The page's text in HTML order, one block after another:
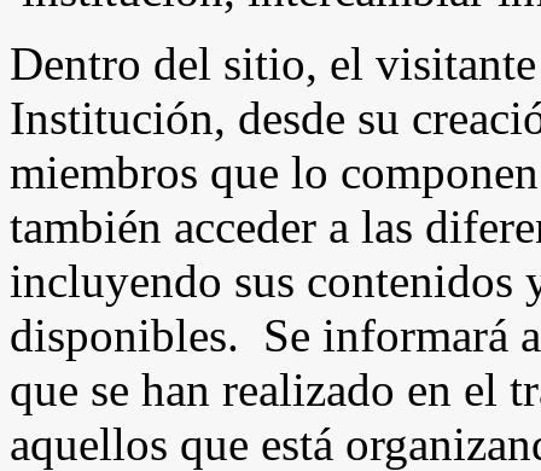
Dentro del sitio, el
Institución, desde su
miembros que lo
también acceder a las
incluyendo sus contenidos
disponibles. Se informará
que se han realizado en el
aquellos que está